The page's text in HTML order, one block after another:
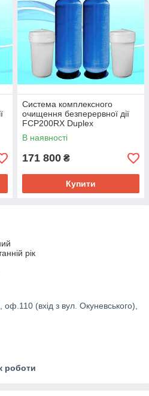
Система комплексного
очищення безперервної дії
FCP200RX Duplex
В наявності
171 800 ₴
Купити
рік
(вхід з вул. Окуневського),
роботи